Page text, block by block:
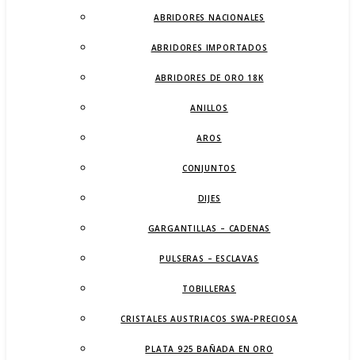
ABRIDORES NACIONALES
ABRIDORES IMPORTADOS
ABRIDORES DE ORO 18K
ANILLOS
AROS
CONJUNTOS
DIJES
GARGANTILLAS – CADENAS
PULSERAS – ESCLAVAS
TOBILLERAS
CRISTALES AUSTRIACOS SWA-PRECIOSA
PLATA 925 BAÑADA EN ORO